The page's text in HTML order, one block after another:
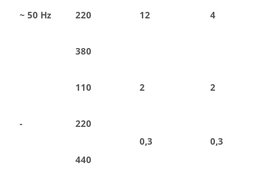
~ 50 Hz 12 4
220
380
-
110 2 2
220
0,3
0,3
440